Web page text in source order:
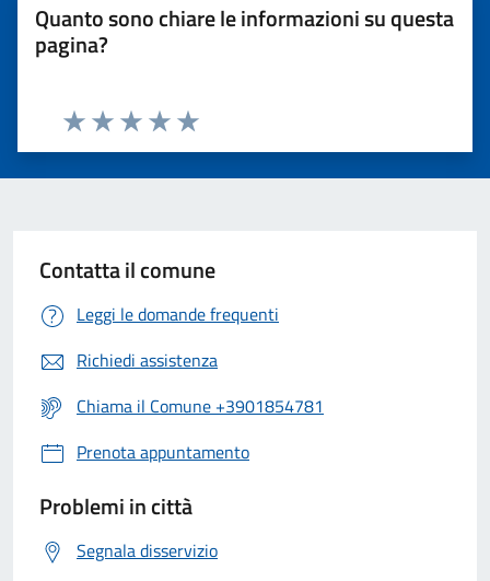
Quanto sono chiare le informazioni su questa
pagina?
Valuta 5 stelle su 5
Valuta 4 stelle su 5
Valuta 3 stelle su 5
Valuta 2 stelle su 5
Valuta 1 stelle su 5
Contatta il comune
Leggi le domande frequenti
Richiedi assistenza
Chiama il Comune +3901854781
Prenota appuntamento
Problemi in città
Segnala disservizio